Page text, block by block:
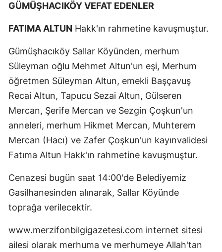
GÜMÜŞHACIKÖY VEFAT EDENLER
FATIMA ALTUN Hakk'ın rahmetine kavuşmuştur.
Gümüşhacıköy Sallar Köyünden, merhum
Süleyman oğlu Mehmet Altun'un eşi, Merhum
öğretmen Süleyman Altun, emekli Başçavuş
Recai Altun, Tapucu Sezai Altun, Gülseren
Mercan, Şerife Mercan ve Sezgin Çoşkun'un
anneleri, merhum Hikmet Mercan, Muhterem
Mercan (Hacı) ve Zafer Çoşkun'un kayınvalidesi
Fatıma Altun Hakk'ın rahmetine kavuşmuştur.
Cenazesi bugün saat 14:00'de Belediyemiz
Gasilhanesinden alınarak, Sallar Köyünde
toprağa verilecektir.
www.merzifonbilgigazetesi.com internet sitesi
ailesi olarak merhuma ve merhumeye Allah'tan